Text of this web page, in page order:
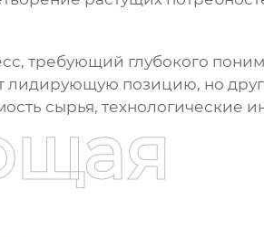
требующий глубокого
лидирующую позицию, но
сырья,